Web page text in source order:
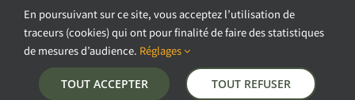
mairie@aunay-sous-auneau.fr
En poursuivant sur ce site, vous acceptez l’utilisation de
traceurs (cookies) qui ont pour finalité de faire des statistiques
de mesures d’audience. Réglages
TOUT ACCEPTER TOUT REFUSER